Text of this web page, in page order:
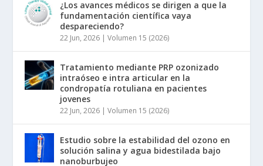
¿Los avances médicos se dirigen a que la
fundamentación científica vaya
despareciendo?
22 Jun, 2026 |Volumen 15 (2026)
Tratamiento mediante PRP ozonizado
intraóseo e intra articular en la
condropatía rotuliana en pacientes
jovenes
22 Jun, 2026 |Volumen 15 (2026)
Estudio sobre la estabilidad del ozono en
solución salina y agua bidestilada bajo
nanoburbujeo